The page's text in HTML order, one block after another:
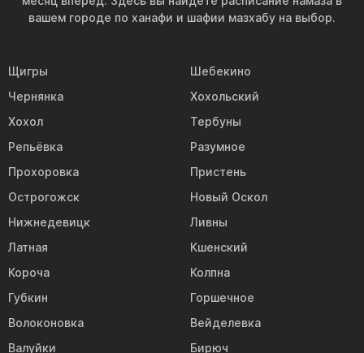
вашем городе по ханафи и шафии мазхабу на выбор.
Щигры
Шебекино
Чернянка
Хохольский
Хохол
Тербуны
Репьёвка
Разумное
Прохоровка
Пристень
Острогожск
Новый Оскол
Нижнедевицк
Ливны
Латная
Кшенский
Короча
Колпна
Губкин
Горшечное
Волоконовка
Вейделевка
Валуйки
Бирюч